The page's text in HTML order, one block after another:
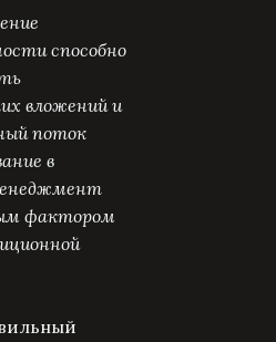
способно
вложений и
поток
в
фактором